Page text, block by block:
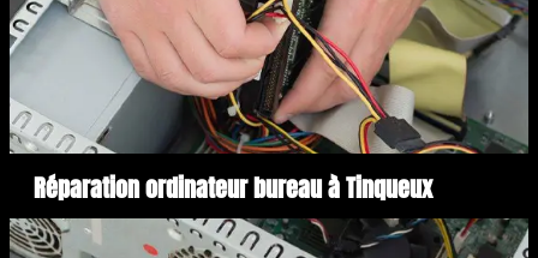
Réparation ordinateur bureau à Tinqueux